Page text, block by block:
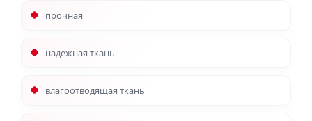
прочная
надежная ткань
влагоотводящая ткань